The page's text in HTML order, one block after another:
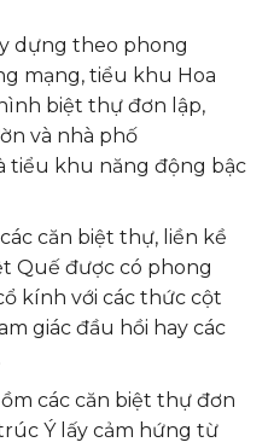
dựng theo phong
mạng, tiểu khu Hoa
biệt thự đơn lập,
và nhà phố
tiểu khu năng động bậc
căn biệt thự, liền kề
Quế được có phong
kính với các thức cột
giác đầu hồi hay các
các căn biệt thự đơn
Ý lấy cảm hứng từ